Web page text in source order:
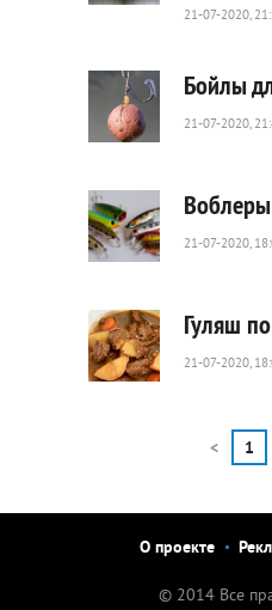
21-07-2020,
Бойлы
21-07-2020,
21-07-2020,
Гуляш
21-07-2020,
< 1
О проекте
© 2014 Все